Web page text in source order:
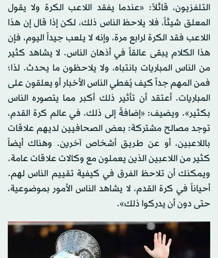
التلفزيون، قائلاً: «عندما يفقد اللاعب الكرة ولا يقول
المعلق شيئاً، فلا يلاحظ الناس ذلك، لكن إذا قال إن هذا
اللاعب فقد الكرة لرابع مرة، وإنه لا يلعب جيداً اليوم، فإن
هذا الكلام يبقى عالقاً في أذهان الناس. لا يشاهد كثير
من الناس المباريات بانتباه، ولا يلاحظون ما يحدث. لذا؛
فمن المهم جداً كيف يُغطي الناس الأخبار أو يعلقون على
المباريات. أعتقد أن تأثير ذلك أكبر مما يتصوره الناس
بكثير». ويضيف: «إضافةً إلى ذلك، في عالم كرة القدم،
توجد مصالح مشتركة: بعض الصحافيين لديهم علاقات
باللاعبين، أو عن طريق أشخاص آخرين. وهناك أيضاً
كثير من اللاعبين الذين يعملون مع وكالات علاقات عامة.
ويمكنك أن تلاحظ الفرق في كيفية تقييم الناس لهم.
أحياناً في كرة القدم، لا يشاهد الناس الأمور بموضوعية،
حتى دون أن يدركوا ذلك».